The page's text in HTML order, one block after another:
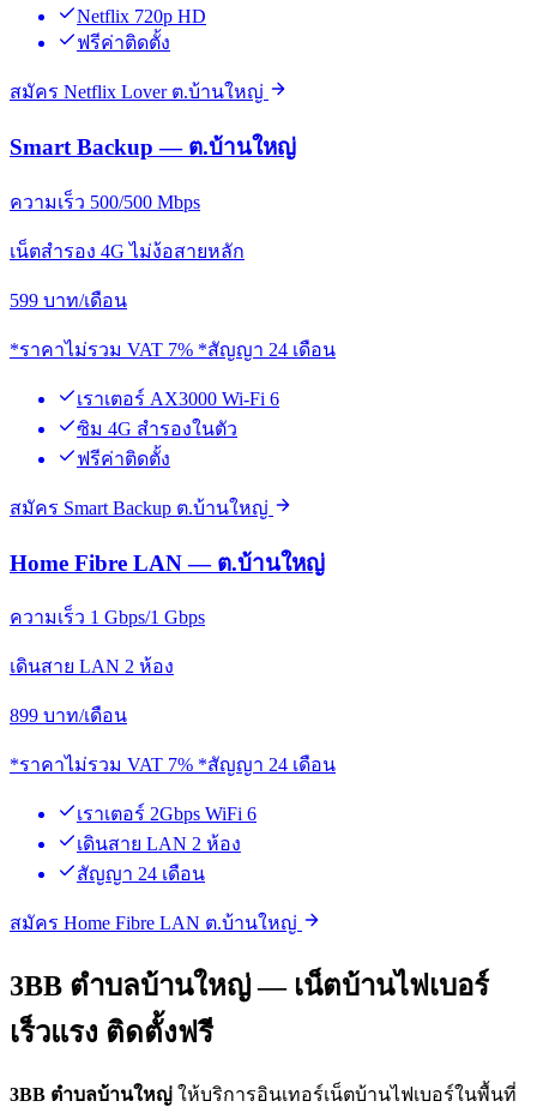
Netflix 720p HD
ฟรีค่าติดตั้ง
สมัคร Netflix Lover ต.บ้านใหญ่
Smart Backup — ต.บ้านใหญ่
ความเร็ว 500/500 Mbps
เน็ตสำรอง 4G ไม่ง้อสายหลัก
599 บาท/เดือน
*ราคาไม่รวม VAT 7% *สัญญา 24 เดือน
เราเตอร์ AX3000 Wi-Fi 6
ซิม 4G สำรองในตัว
ฟรีค่าติดตั้ง
สมัคร Smart Backup ต.บ้านใหญ่
Home Fibre LAN — ต.บ้านใหญ่
ความเร็ว 1 Gbps/1 Gbps
เดินสาย LAN 2 ห้อง
899 บาท/เดือน
*ราคาไม่รวม VAT 7% *สัญญา 24 เดือน
เราเตอร์ 2Gbps WiFi 6
เดินสาย LAN 2 ห้อง
สัญญา 24 เดือน
สมัคร Home Fibre LAN ต.บ้านใหญ่
3BB ตำบลบ้านใหญ่ — เน็ตบ้านไฟเบอร์
เร็วแรง ติดตั้งฟรี
3BB ตำบลบ้านใหญ่ ให้บริการอินเทอร์เน็ตบ้านไฟเบอร์ในพื้นที่